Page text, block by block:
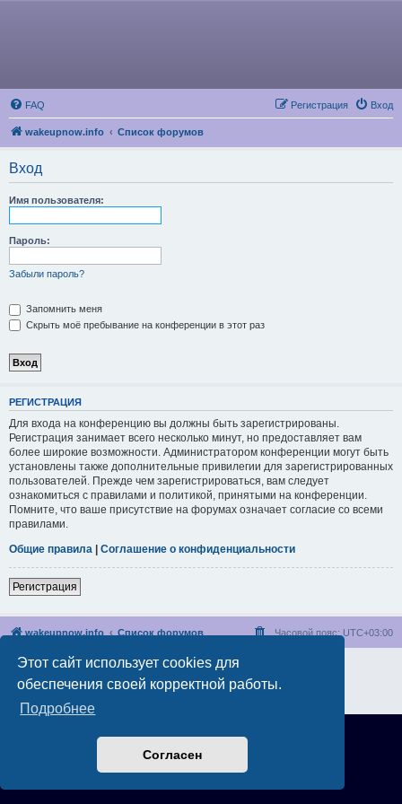
Этот сайт использует cookies для
обеспечения своей корректной работы.
Подробнее
Согласен
FAQ Вход
Регистрация
wakeupnow.info Список форумов
Вход
Имя пользователя:
Пароль:
Забыли пароль?
Запомнить меня
Скрыть моё пребывание на конференции в этот раз
РЕГИСТРАЦИЯ
Для входа на конференцию вы должны быть зарегистрированы.
Регистрация занимает всего несколько минут, но предоставляет вам
более широкие возможности. Администратором конференции могут быть
установлены также дополнительные привилегии для зарегистрированных
пользователей. Прежде чем зарегистрироваться, вам следует
ознакомиться с правилами и политикой, принятыми на конференции.
Помните, что ваше присутствие на форумах означает согласие со всеми
правилами.
Общие правила | Соглашение о конфиденциальности
Регистрация
wakeupnow.info Список форумов Часовой пояс: UTC+03:00
Создано на основе phpBB® Forum Software © phpBB Limited
Русская поддержка phpBB